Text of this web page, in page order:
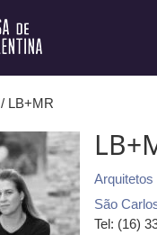
/ LB+MR
Arquitetos
São
Tel: (16)